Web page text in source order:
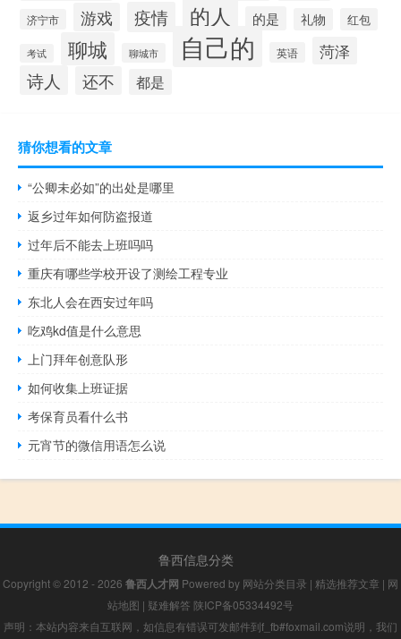
济宁市 游戏 疫情 的人 的是 礼物 红包
考试 聊城 聊城市 自己的 英语 菏泽
诗人 还不 都是
猜你想看的文章
“公卿未必如”的出处是哪里
返乡过年如何防盗报道
过年后不能去上班吗吗
重庆有哪些学校开设了测绘工程专业
东北人会在西安过年吗
吃鸡kd值是什么意思
上门拜年创意队形
如何收集上班证据
考保育员看什么书
元宵节的微信用语怎么说
鲁西信息分类
Copyright © 2012 - 2026 鲁西人才网 Powered by 网站分类目录 | 精选推荐文章 | 网
站地图 | 疑难解答 陕ICP备05334492号
声明：本站内容来自互联网，如信息有错误可发邮件到f_fb#foxmail.com说明，我们